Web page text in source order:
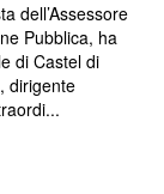
dell’Assessore
Pubblica, ha
di Castel di
dirigente